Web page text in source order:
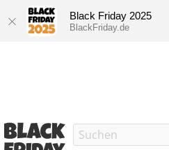
Black Friday 2025
BlackFriday.de